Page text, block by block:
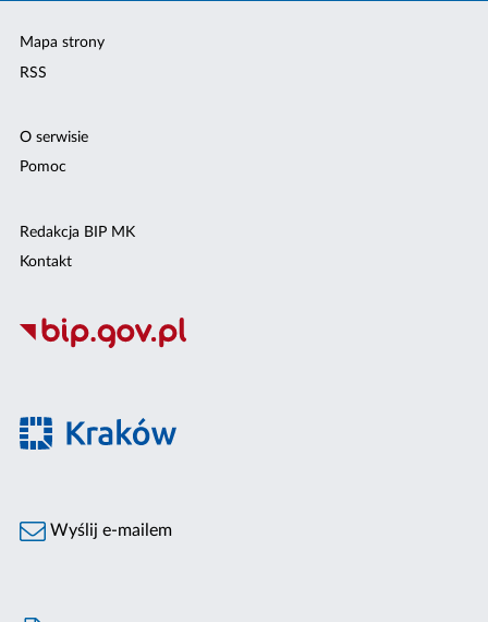
Mapa strony
RSS
O serwisie
Pomoc
Redakcja BIP MK
Kontakt
Wyślij e-mailem